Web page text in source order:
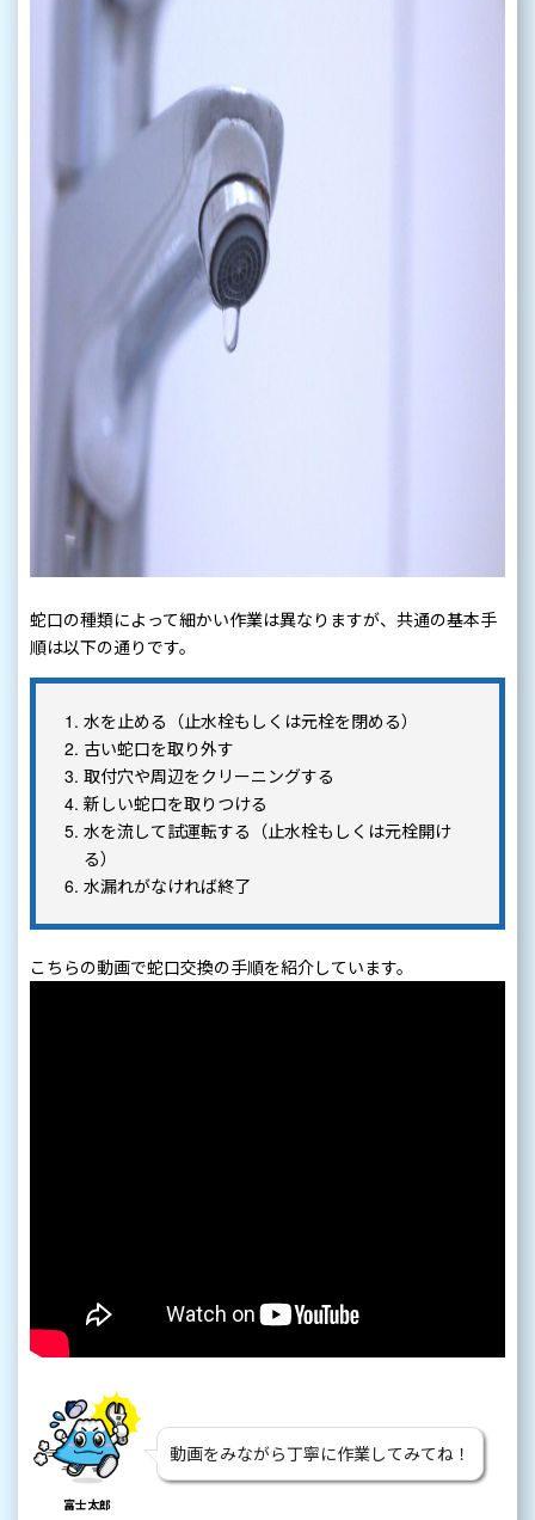
蛇口の種類によって細かい作業は異なりますが、共通の基本手
順は以下の通りです。
水を止める（止水栓もしくは元栓を閉める）
古い蛇口を取り外す
取付穴や周辺をクリーニングする
新しい蛇口を取りつける
水を流して試運転する（止水栓もしくは元栓開け
る）
水漏れがなければ終了
こちらの動画で蛇口交換の手順を紹介しています。
富士太郎
動画をみながら丁寧に作業してみてね！